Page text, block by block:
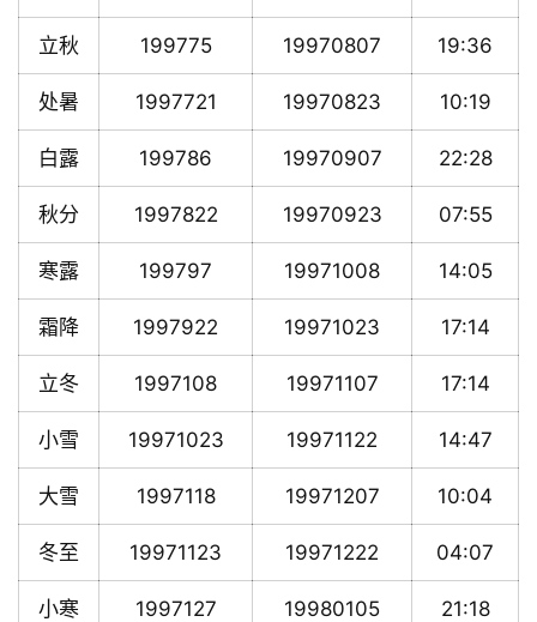
立秋 199775 19970807 19:36
处暑 1997721 19970823 10:19
白露 199786 19970907 22:28
秋分 1997822 19970923 07:55
寒露 199797 19971008 14:05
霜降 1997922 19971023 17:14
立冬 1997108 19971107 17:14
小雪 19971023 19971122 14:47
大雪 1997118 19971207 10:04
冬至 19971123 19971222 04:07
小寒 1997127 19980105 21:18